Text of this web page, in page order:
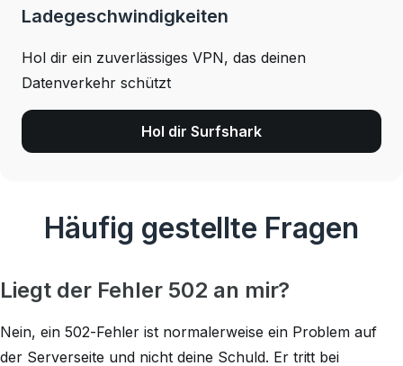
Ladegeschwindigkeiten
Hol dir ein zuverlässiges VPN, das deinen
Datenverkehr schützt
Hol dir Surfshark
Häufig gestellte Fragen
Liegt der Fehler 502 an mir?
Nein, ein 502-Fehler ist normalerweise ein Problem auf
der Serverseite und nicht deine Schuld. Er tritt bei